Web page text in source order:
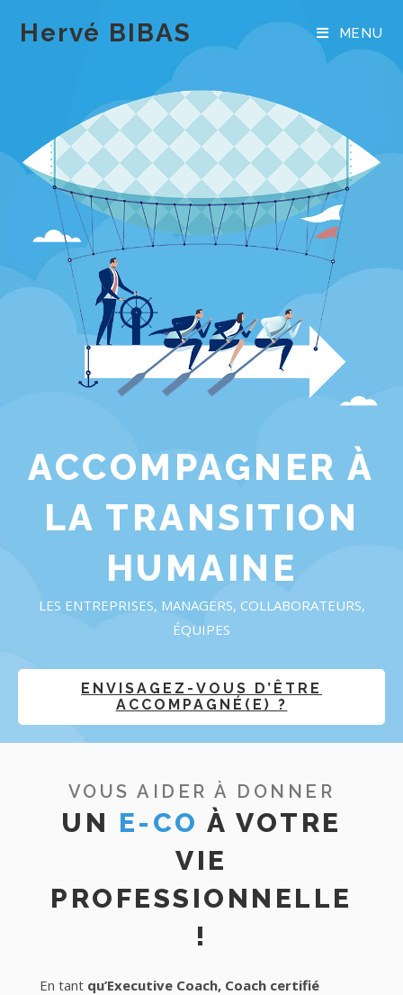
Hervé BIBAS MENU
ACCOMPAGNER À
LA TRANSITION
HUMAINE
LES ENTREPRISES, MANAGERS, COLLABORATEURS,
ÉQUIPES
ENVISAGEZ-VOUS D’ÊTRE
ACCOMPAGNÉ(E) ?
VOUS AIDER À DONNER
UN E-CO À VOTRE
VIE
PROFESSIONNELLE
!
En tant qu’Executive Coach, Coach certifié